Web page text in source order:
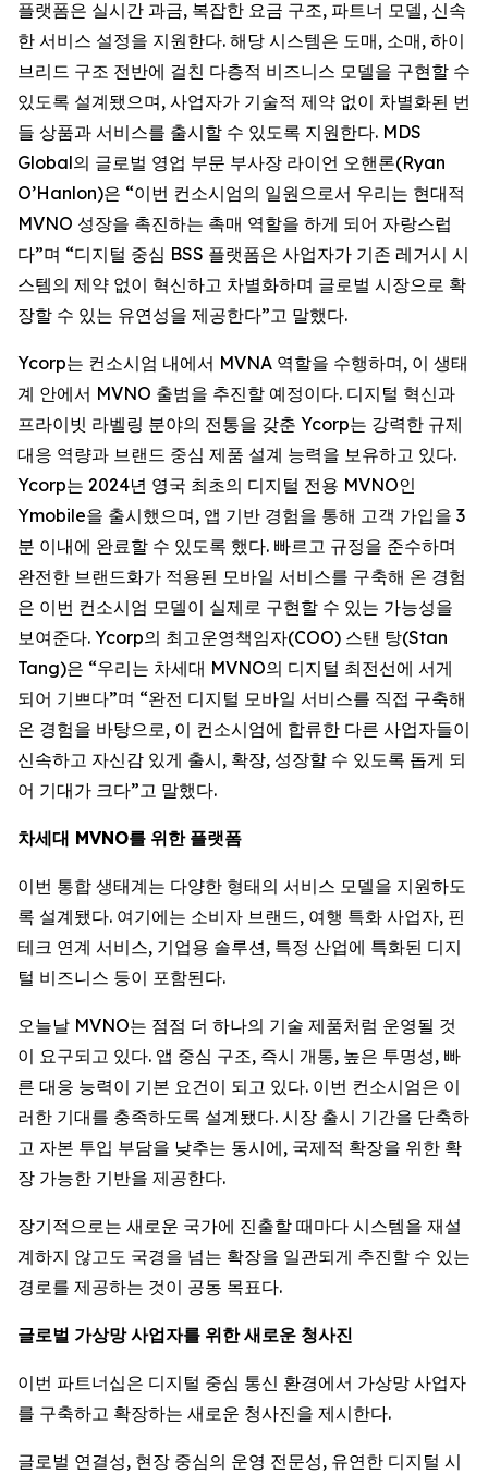
플랫폼은 실시간 과금, 복잡한 요금 구조, 파트너 모델, 신속
한 서비스 설정을 지원한다. 해당 시스템은 도매, 소매, 하이
브리드 구조 전반에 걸친 다층적 비즈니스 모델을 구현할 수
있도록 설계됐으며, 사업자가 기술적 제약 없이 차별화된 번
들 상품과 서비스를 출시할 수 있도록 지원한다. MDS
Global의 글로벌 영업 부문 부사장 라이언 오핸론(Ryan
O’Hanlon)은 “이번 컨소시엄의 일원으로서 우리는 현대적
MVNO 성장을 촉진하는 촉매 역할을 하게 되어 자랑스럽
다”며 “디지털 중심 BSS 플랫폼은 사업자가 기존 레거시 시
스템의 제약 없이 혁신하고 차별화하며 글로벌 시장으로 확
장할 수 있는 유연성을 제공한다”고 말했다.
Ycorp는 컨소시엄 내에서 MVNA 역할을 수행하며, 이 생태
계 안에서 MVNO 출범을 추진할 예정이다. 디지털 혁신과
프라이빗 라벨링 분야의 전통을 갖춘 Ycorp는 강력한 규제
대응 역량과 브랜드 중심 제품 설계 능력을 보유하고 있다.
Ycorp는 2024년 영국 최초의 디지털 전용 MVNO인
Ymobile을 출시했으며, 앱 기반 경험을 통해 고객 가입을 3
분 이내에 완료할 수 있도록 했다. 빠르고 규정을 준수하며
완전한 브랜드화가 적용된 모바일 서비스를 구축해 온 경험
은 이번 컨소시엄 모델이 실제로 구현할 수 있는 가능성을
보여준다. Ycorp의 최고운영책임자(COO) 스탠 탕(Stan
Tang)은 “우리는 차세대 MVNO의 디지털 최전선에 서게
되어 기쁘다”며 “완전 디지털 모바일 서비스를 직접 구축해
온 경험을 바탕으로, 이 컨소시엄에 합류한 다른 사업자들이
신속하고 자신감 있게 출시, 확장, 성장할 수 있도록 돕게 되
어 기대가 크다”고 말했다.
차세대 MVNO를 위한 플랫폼
이번 통합 생태계는 다양한 형태의 서비스 모델을 지원하도
록 설계됐다. 여기에는 소비자 브랜드, 여행 특화 사업자, 핀
테크 연계 서비스, 기업용 솔루션, 특정 산업에 특화된 디지
털 비즈니스 등이 포함된다.
오늘날 MVNO는 점점 더 하나의 기술 제품처럼 운영될 것
이 요구되고 있다. 앱 중심 구조, 즉시 개통, 높은 투명성, 빠
른 대응 능력이 기본 요건이 되고 있다. 이번 컨소시엄은 이
러한 기대를 충족하도록 설계됐다. 시장 출시 기간을 단축하
고 자본 투입 부담을 낮추는 동시에, 국제적 확장을 위한 확
장 가능한 기반을 제공한다.
장기적으로는 새로운 국가에 진출할 때마다 시스템을 재설
계하지 않고도 국경을 넘는 확장을 일관되게 추진할 수 있는
경로를 제공하는 것이 공동 목표다.
글로벌 가상망 사업자를 위한 새로운 청사진
이번 파트너십은 디지털 중심 통신 환경에서 가상망 사업자
를 구축하고 확장하는 새로운 청사진을 제시한다.
글로벌 연결성, 현장 중심의 운영 전문성, 유연한 디지털 시